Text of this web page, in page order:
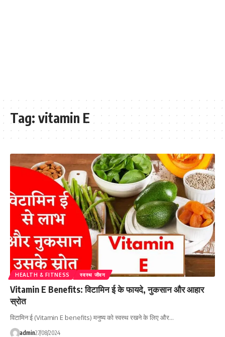
Tag: vitamin E
HEALTH & FITNESS स्वस्थ जीवन
Vitamin E Benefits: विटामिन ई के फायदे, नुकसान और आहार
स्रोत
विटामिन ई (Vitamin E benefits) मनुष्य को स्वस्थ रखने के लिए और…
admin27/08/2024